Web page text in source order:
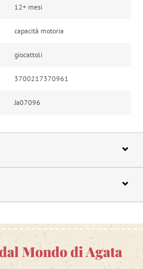
12+ mesi
capacità motoria
giocattoli
3700217370961
Ja07096
Mondo di Agata